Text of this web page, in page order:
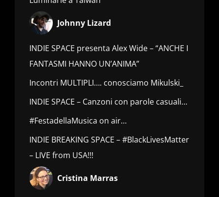
Johnny Lizard
INDIE SPACE presenta Alex Wide – “ANCHE I
FANTASMI HANNO UN’ANIMA”
Incontri MULTIPLI…. conosciamo Mikulski_
INDIE SPACE – Canzoni con parole casuali…
#FestadellaMusica on air…
INDIE BREAKING SPACE – #BlackLivesMatter
– LIVE from USA!!!
Cristina Marras